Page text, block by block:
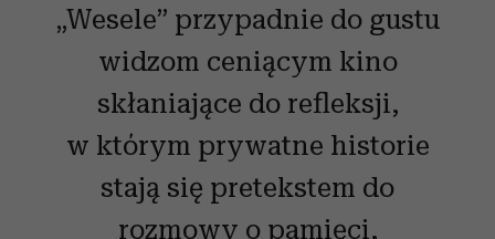
„Wesele” przypadnie do gustu
widzom ceniącym kino
skłaniające do refleksji,
w którym prywatne historie
stają się pretekstem do
rozmowy o pamięci,